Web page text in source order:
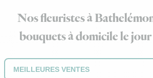
Nos fleuristes à
bouquets à domicile le